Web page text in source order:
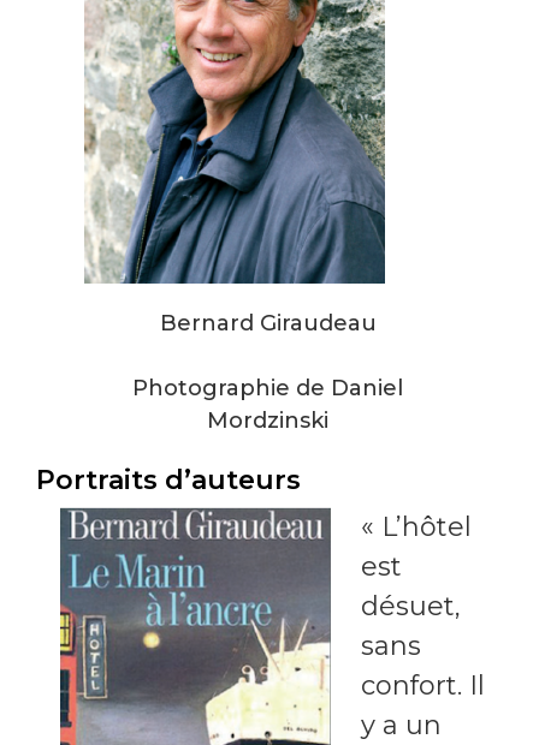
Portraits d’auteurs
« L’hôtel
est
désuet,
sans
confort. Il
y a un
Bernard Giraudeau
Photographie de Daniel
Mordzinski